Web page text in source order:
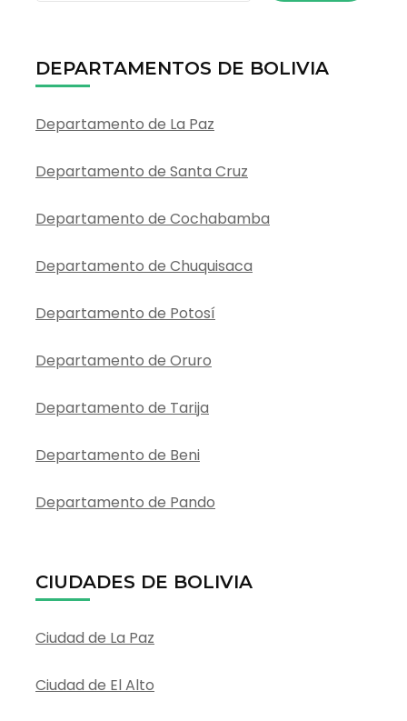
DEPARTAMENTOS DE BOLIVIA
Departamento de La Paz
Departamento de Santa Cruz
Departamento de Cochabamba
Departamento de Chuquisaca
Departamento de Potosí
Departamento de Oruro
Departamento de Tarija
Departamento de Beni
Departamento de Pando
CIUDADES DE BOLIVIA
Ciudad de La Paz
Ciudad de El Alto